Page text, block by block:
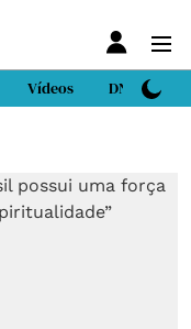
Vídeos DN Sport